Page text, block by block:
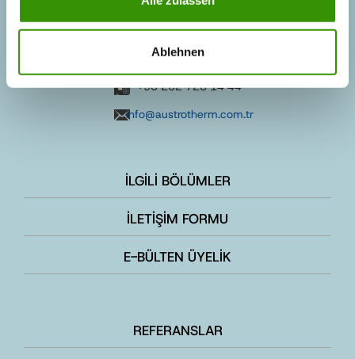
Ablehnen
SORU VE İSTEKLER
+90 262 728 14 40
+90 262 728 14 44
info@austrotherm.com.tr
İLGİLİ BÖLÜMLER
İLETİŞİM FORMU
E-BÜLTEN ÜYELİK
REFERANSLAR